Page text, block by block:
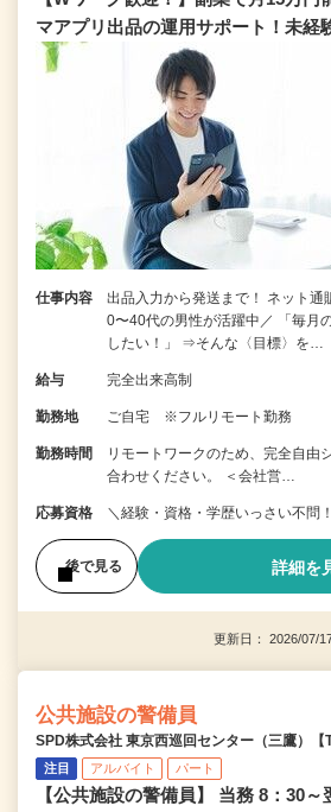
マアプリ出品の運用サポート！未経
仕事内容
出品入力から発送まで！ ネット
0〜40代の男性が活躍中／ 「毎月
したい！」 ⇒そんな〈目標〉を…
給与 完全出来高制
勤務地 ご自宅 ※フルリモート勤務
勤務時間
リモートワークのため、完全自由
合わせください。 ＜会社営…
応募資格 ＼経験・資格・学歴いっさい不問
後で見る 詳細を
更新日： 2026/07/
公共施設の警備員
SPD株式会社 東京西巡回センター（三鷹）【
注目 アルバイト パート
【公共施設の警備員】 当務 8：30